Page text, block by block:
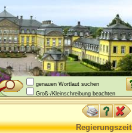
genauen Wortlaut suchen
Groß-/Kleinschreibung beachten
Regierungszeit